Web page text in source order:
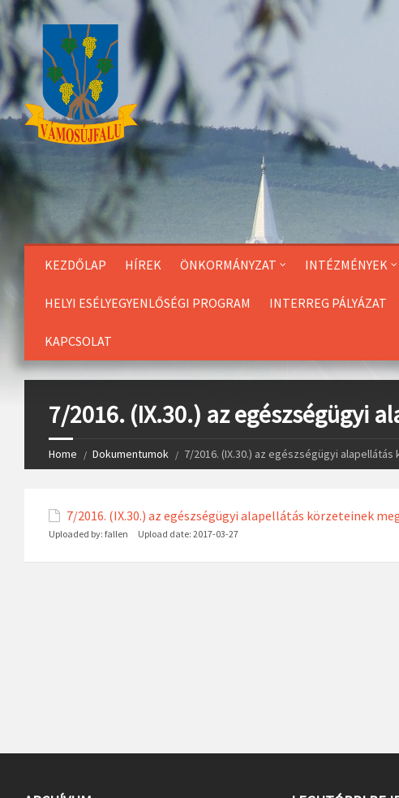
Skip
to
Content
KEZDŐLAP HÍREK ÖNKORMÁNYZAT INTÉZMÉNYEK
HELYI ESÉLYEGYENLŐSÉGI PROGRAM INTERREG PÁLYÁZAT
KAPCSOLAT
7/2016. (IX.30.) az egészségügyi
Home Dokumentumok 7/2016. (IX.30.) az egészségügyi
7/2016. (IX.30.) az egészségügyi alapellátás körzeteinek
Uploaded by: fallen Upload date: 2017-03-27